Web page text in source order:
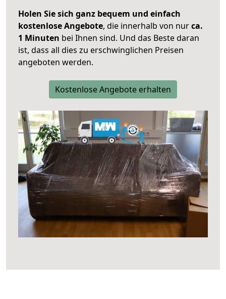
Holen Sie sich ganz bequem und einfach
kostenlose Angebote, die innerhalb von nurca.
1 Minuten bei Ihnen sind. Und das Beste daran
ist, dass all dies zu erschwinglichen Preisen
angeboten werden.
Kostenlose Angebote erhalten